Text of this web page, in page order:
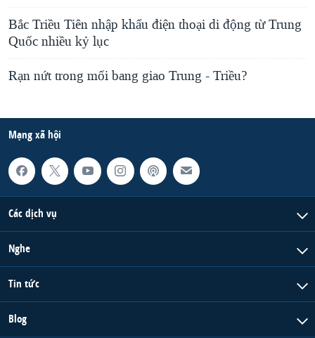
Bắc Triều Tiên nhập khẩu điện thoại di động từ Trung
Quốc nhiều kỷ lục
Rạn nứt trong mối bang giao Trung - Triều?
Mạng xã hội
Các dịch vụ
Nghe
Tin tức
Blog